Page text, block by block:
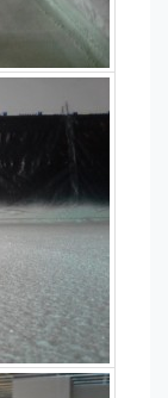
co